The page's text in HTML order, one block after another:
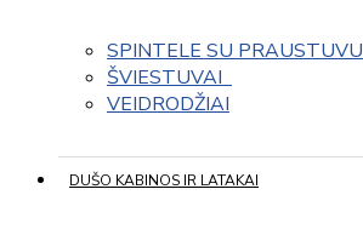
SPINTELE SU PRAUSTUVU
ŠVIESTUVAI
VEIDRODŽIAI
DUŠO KABINOS IR LATAKAI